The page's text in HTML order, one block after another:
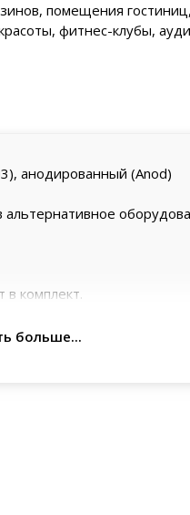
помещения
фитнес-клубы,
анодированный (Anod)
в комплект.
больше...